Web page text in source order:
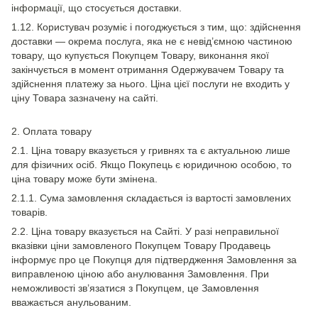
інформації, що стосується доставки.
1.12. Користувач розуміє і погоджується з тим, що: здійснення
доставки — окрема послуга, яка не є невід’ємною частиною
товару, що купується Покупцем Товару, виконання якої
закінчується в момент отримання Одержувачем Товару та
здійснення платежу за нього. Ціна цієї послуги не входить у
ціну Товара зазначену на сайті.
2. Оплата товару
2.1. Ціна товару вказується у гривнях та є актуальною лише
для фізичних осіб. Якщо Покупець є юридичною особою, то
ціна товару може бути змінена.
2.1.1. Сума замовлення складається із вартості замовлених
товарів.
2.2. Ціна товару вказується на Сайті. У разі неправильної
вказівки ціни замовленого Покупцем Товару Продавець
інформує про це Покупця для підтвердження Замовлення за
виправленою ціною або анулювання Замовлення. При
неможливості зв’язатися з Покупцем, це Замовлення
вважається анульованим.